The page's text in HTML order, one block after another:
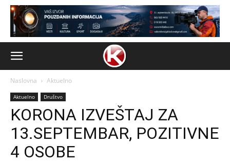
Naslovna Aktuelno
Aktuelno Društvo
KORONA IZVEŠTAJ ZA
13.SEPTEMBAR, POZITIVNE
4 OSOBE